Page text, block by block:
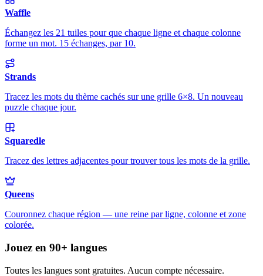
Waffle
Échangez les 21 tuiles pour que chaque ligne et chaque colonne
forme un mot. 15 échanges, par 10.
Strands
Tracez les mots du thème cachés sur une grille 6×8. Un nouveau
puzzle chaque jour.
Squaredle
Tracez des lettres adjacentes pour trouver tous les mots de la grille.
Queens
Couronnez chaque région — une reine par ligne, colonne et zone
colorée.
Jouez en 90+ langues
Toutes les langues sont gratuites. Aucun compte nécessaire.